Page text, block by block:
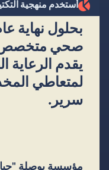
”
صحي متخصص
يقدم الرعاية
سرير.
مؤسسة بوصلة
أستخدم منهجية